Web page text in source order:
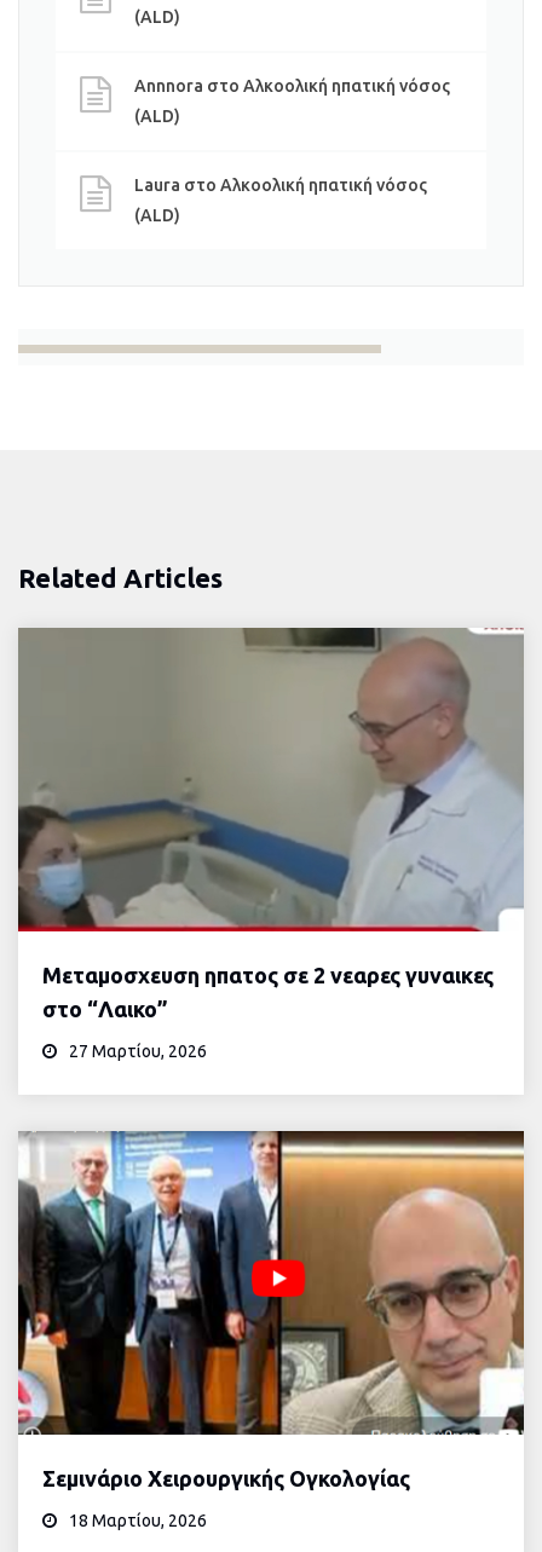
(ALD)
Annnora στο Αλκοολική ηπατική νόσος
(ALD)
Laura στο Αλκοολική ηπατική νόσος
(ALD)
Related Articles
Μεταμοσχευση ηπατος σε 2 νεαρες γυναικες
στο “Λαικο”
27 Μαρτίου, 2026
Σεμινάριο Χειρουργικής Ογκολογίας
18 Μαρτίου, 2026